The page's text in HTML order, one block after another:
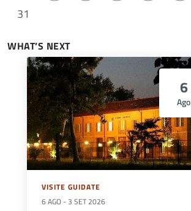
31
WHAT’S NEXT
6
Ago
VISITE GUIDATE
6 AGO -3 SET 2026